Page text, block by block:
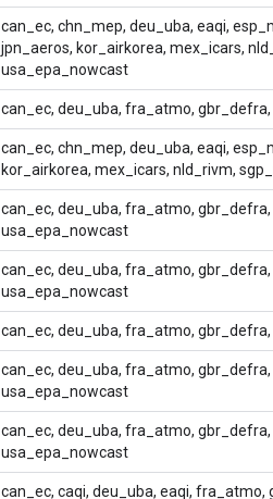
can_ec, chn_mep, deu_uba, eaqi,
jpn_aeros, kor_airkorea, mex_icars,
usa_epa_nowcast
can_ec, deu_uba, fra_atmo,
can_ec, chn_mep, deu_uba, eaqi,
kor_airkorea, mex_icars, nld_rivm,
can_ec, deu_uba, fra_atmo,
usa_epa_nowcast
can_ec, deu_uba, fra_atmo, gbr_defra,
usa_epa_nowcast
can_ec, deu_uba, fra_atmo,
can_ec, deu_uba, fra_atmo,
usa_epa_nowcast
can_ec, deu_uba, fra_atmo,
usa_epa_nowcast
can_ec, caqi, deu_uba, eaqi,